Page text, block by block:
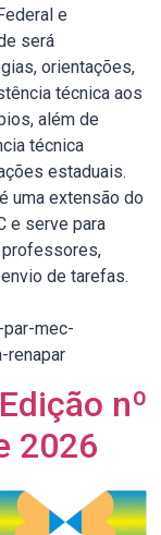
e
será
orientações,
técnica aos
além de
técnica
estaduais.
uma extensão do
e serve para
professores,
de tarefas.
mec-
renapar
nº
2026